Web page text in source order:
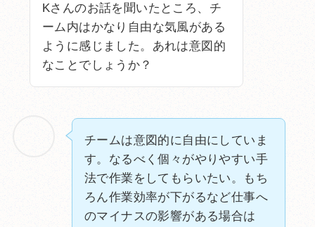
Kさんのお話を聞いたところ、チ
ーム内はかなり自由な気風がある
ように感じました。あれは意図的
なことでしょうか？
チームは意図的に自由にしていま
す。なるべく個々がやりやすい手
法で作業をしてもらいたい。もち
ろん作業効率が下がるなど仕事へ
のマイナスの影響がある場合は